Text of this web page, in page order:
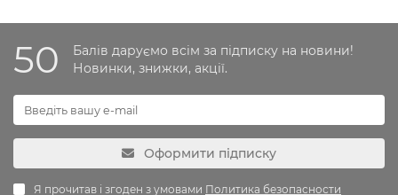
50
Балів даруємо всім за підписку на новини!
Новинки, знижки, акції.
Оформити підписку
Я прочитав і згоден з умовами Политика безопасности